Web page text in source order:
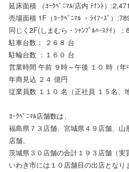
延床面積 （ﾖｰｸﾍﾞﾆﾏﾙ/店内 ﾃﾅﾝﾄ）
売場面積 1F（ﾖｰｸﾍﾞﾆﾏﾙ ・ﾗｲﾌｰｽﾞ）
同じく2F(しまむら・ｼｬﾝﾌﾞﾙﾊｰｽﾃｲ）：
駐車台数： ２６８ 台
駐輪台数 ：１６０ 台
営業時間 午前 ９時～午後 １０ 時（年
年商見込 ２４ 億円
従業員数 １１０ 名（正社員 １５名、
ﾖｰｸﾍﾞﾆﾏﾙ店舗数は、
福島県７３店舗、宮城県４９店舗、山
店舗、
茨城県３０店舗の合計１９３店舗（実
いわき市には１０店舗目の出店となり